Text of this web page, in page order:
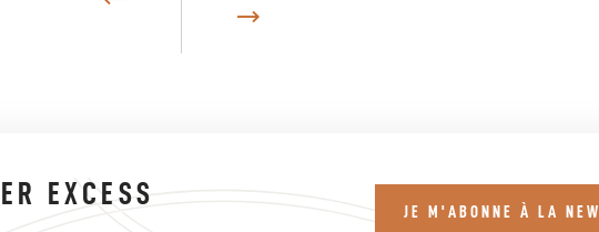
EXCESS
JE M'ABONNE À LA